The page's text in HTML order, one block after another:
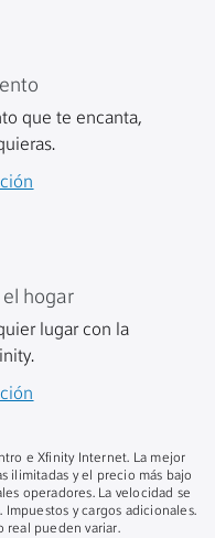
que te encanta,
el hogar
lugar con la
e Xfinity Internet. La mejor
ilimitadas y el precio más bajo
operadores. La velocidad se
y cargos adicionales.
real pueden variar.